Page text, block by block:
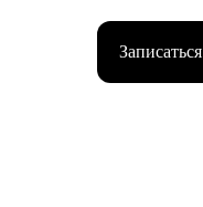
Записаться